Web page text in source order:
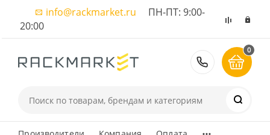
info@rackmarket.ru ПН-ПТ: 9:00-
20:00
8 (495)
0
...